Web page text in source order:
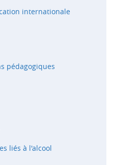
internationale
pédagogiques
liés à l'alcool